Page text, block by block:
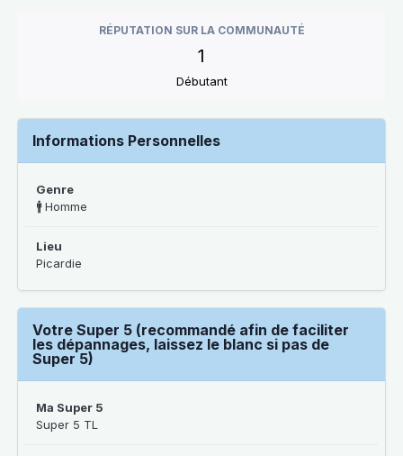
RÉPUTATION SUR LA COMMUNAUTÉ
1
Débutant
Informations Personnelles
Genre
🚹 Homme
Lieu
Picardie
Votre Super 5 (recommandé afin de faciliter
les dépannages, laissez le blanc si pas de
Super 5)
Ma Super 5
Super 5 TL